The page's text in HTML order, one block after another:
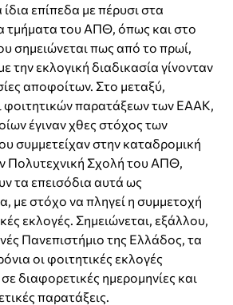
επίπεδα με πέρυσι στα
τμήματα του ΑΠΘ, όπως και στο
πως από το πρωί,
την εκλογική διαδικασία γίνονταν
αποφοίτων. Στο μεταξύ,
παρατάξεων των ΕΑΑΚ,
έγιναν χθες στόχος των
συμμετείχαν στην καταδρομική
Πολυτεχνική Σχολή του ΑΠΘ,
τα επεισόδια αυτά ως
με στόχο να πληγεί η συμμετοχή
εκλογές. Σημειώνεται, εξάλλου,
Πανεπιστήμιο της Ελλάδος, τα
οι φοιτητικές εκλογές
διαφορετικές ημερομηνίες και
παρατάξεις.